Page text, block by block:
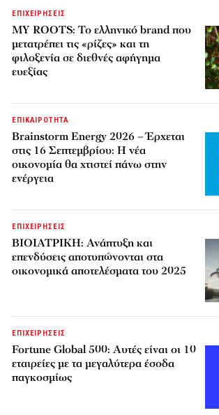
ΕΠΙΧΕΙΡΗΣΕΙΣ
MY ROOTS: Το ελληνικό brand που
μετατρέπει τις «ρίζες» και τη
φιλοξενία σε διεθνές αφήγημα
ευεξίας
ΕΠΙΚΑΙΡΟΤΗΤΑ
Brainstorm Energy 2026 – Έρχεται
στις 16 Σεπτεμβρίου: Η νέα
οικονομία θα χτιστεί πάνω στην
ενέργεια
ΕΠΙΧΕΙΡΗΣΕΙΣ
ΒΙΟΙΑΤΡΙΚΗ: Ανάπτυξη και
επενδύσεις αποτυπώνονται στα
οικονομικά αποτελέσματα του 2025
ΕΠΙΧΕΙΡΗΣΕΙΣ
Fortune Global 500: Αυτές είναι οι 10
εταιρείες με τα μεγαλύτερα έσοδα
παγκοσμίως